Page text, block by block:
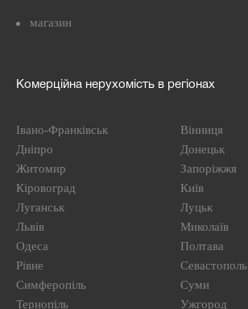
магазин
Комерційна нерухомість в регіонах
Івано-Франківськ
Вінниця
Дніпро
Донецьк
Житомир
Запоріжжя
Кіровоград
Київ
Луганськ
Луцьк
Львів
Миколаїв
Одеса
Полтава
Рівне
Севастополь
Симферопіль
Суми
Тернопіль
Ужгород